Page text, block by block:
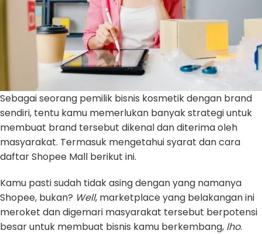
Sebagai seorang pemilik bisnis kosmetik dengan brand
sendiri, tentu kamu memerlukan banyak strategi untuk
membuat brand tersebut dikenal dan diterima oleh
masyarakat. Termasuk mengetahui syarat dan cara
daftar Shopee Mall berikut ini.
Kamu pasti sudah tidak asing dengan yang namanya
Shopee, bukan? Well, marketplace yang belakangan ini
meroket dan digemari masyarakat tersebut berpotensi
besar untuk membuat bisnis kamu berkembang, lho.